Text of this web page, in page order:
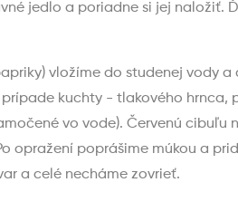
jedlo a poriadne si jej naložiť.
vložíme do studenej vody
kuchty - tlakového
vo vode). Červenú
opražení poprášime múkou a
a celé necháme zovrieť.